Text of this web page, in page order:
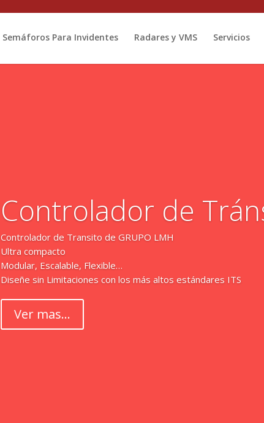
Semáforos Para Invidentes Radares y VMS Servicios
Controlador de
Controlador de Transito de GRUPO LMH
Ultra compacto
Modular, Escalable, Flexible…
Diseñe sin Limitaciones con los más altos estándares ITS
Ver mas...